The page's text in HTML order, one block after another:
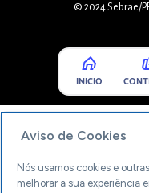
© 2024 Sebrae/
INICIO
Aviso de Cookies
Nós usamos cookies e
melhorar a sua experiência